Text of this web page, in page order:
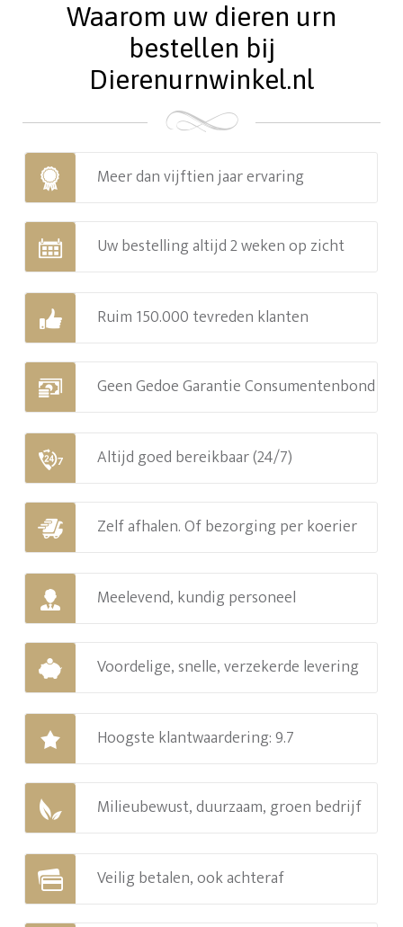
Waarom uw dieren urn
bestellen bij
Dierenurnwinkel.nl
Meer dan vijftien jaar ervaring
Uw bestelling altijd 2 weken op zicht
Ruim 150.000 tevreden klanten
Geen Gedoe Garantie Consumentenbond
Altijd goed bereikbaar (24/7)
Zelf afhalen. Of bezorging per koerier
Meelevend, kundig personeel
Voordelige, snelle, verzekerde levering
Hoogste klantwaardering: 9.7
Milieubewust, duurzaam, groen bedrijf
Veilig betalen, ook achteraf